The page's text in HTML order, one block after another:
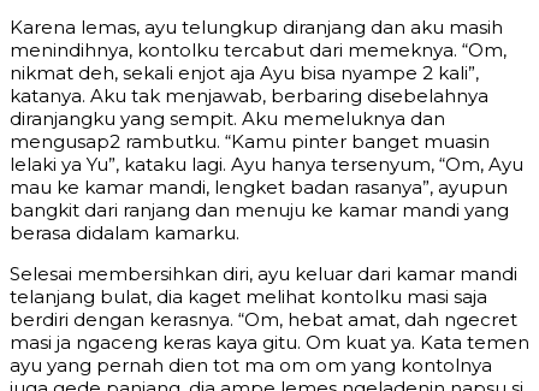
Karena lemas, ayu telungkup diranjang dan aku masih
menindihnya, kontolku tercabut dari memeknya. “Om,
nikmat deh, sekali enjot aja Ayu bisa nyampe 2 kali”,
katanya. Aku tak menjawab, berbaring disebelahnya
diranjangku yang sempit. Aku memeluknya dan
mengusap2 rambutku. “Kamu pinter banget muasin
lelaki ya Yu”, kataku lagi. Ayu hanya tersenyum, “Om, Ayu
mau ke kamar mandi, lengket badan rasanya”, ayupun
bangkit dari ranjang dan menuju ke kamar mandi yang
berasa didalam kamarku.
Selesai membersihkan diri, ayu keluar dari kamar mandi
telanjang bulat, dia kaget melihat kontolku masi saja
berdiri dengan kerasnya. “Om, hebat amat, dah ngecret
masi ja ngaceng keras kaya gitu. Om kuat ya. Kata temen
ayu yang pernah dien tot ma om om yang kontolnya